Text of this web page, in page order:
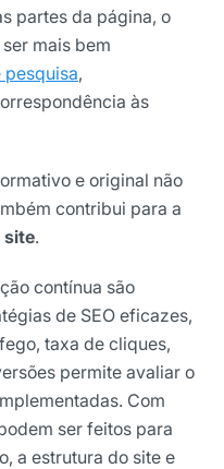
partes da página, o
mais bem
,
às
e original não
contribui para a
site.
contínua são
de SEO eficazes,
taxa de cliques,
permite avaliar o
Com
ser feitos para
a estrutura do site e